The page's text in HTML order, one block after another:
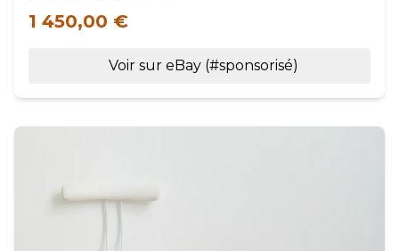
1 450,00 €
Voir sur eBay (#sponsorisé)